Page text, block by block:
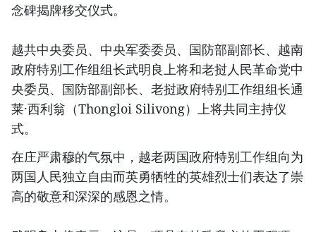
念碑揭牌移交仪式。
越共中央委员、中央军委委员、国防部副部长、越南
政府特别工作组组长武明良上将和老挝人民革命党中
央委员、国防部副部长、老挝政府特别工作组组长通
莱·西利翁（Thongloi Silivong）上将共同主持仪
式。
在庄严肃穆的气氛中，越老两国政府特别工作组向为
两国人民独立自由而英勇牺牲的英雄烈士们表达了崇
高的敬意和深深的感恩之情。